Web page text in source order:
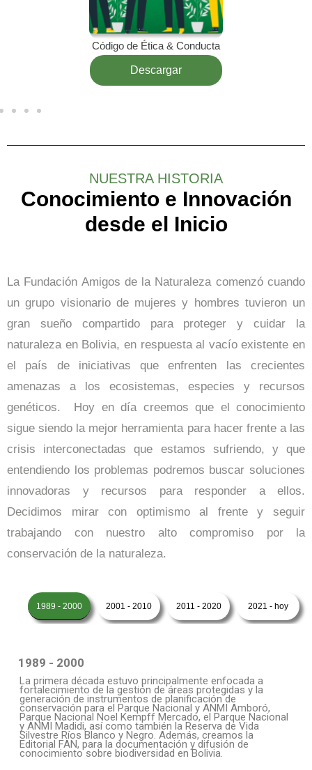
Código de Ética & Conducta
Descargar
NUESTRA HISTORIA
Conocimiento e Innovación
desde el Inicio
La Fundación Amigos de la Naturaleza comenzó cuando
un grupo visionario de mujeres y hombres tuvieron un
gran sueño compartido para proteger y cuidar la
naturaleza en Bolivia, en respuesta al vacío existente en
el país de iniciativas que enfrenten las crecientes
amenazas a los ecosistemas, especies y recursos
genéticos. Hoy en día creemos que el conocimiento
sigue siendo la mejor herramienta para hacer frente a las
crisis interconectadas que estamos sufriendo, y que
entendiendo los problemas podremos buscar soluciones
innovadoras y recursos para responder a ellos.
Decidimos mirar con optimismo al frente y seguir
trabajando con nuestro alto compromiso por la
conservación de la naturaleza.
1989 - 2000 2001 - 2010 2011 - 2020 2021 - hoy
La primera década estuvo principalmente enfocada a
fortalecimiento de la gestión de áreas protegidas y la
generación de instrumentos de planificación de
conservación para el Parque Nacional y ANMI Amboró,
Parque Nacional Noel Kempff Mercado, el Parque Nacional
y ANMI Madidi, así como también la Reserva de Vida
Silvestre Ríos Blanco y Negro. Además, creamos la
Editorial FAN, para la documentación y difusión de
conocimiento sobre biodiversidad en Bolivia.
1989 - 2000